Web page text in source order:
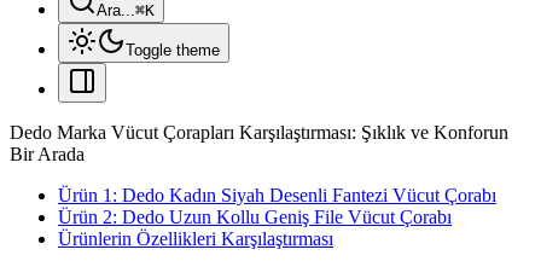
Ara...⌘K
Toggle theme
Dedo Marka Vücut Çorapları Karşılaştırması: Şıklık ve Konforun
Bir Arada
Ürün 1: Dedo Kadın Siyah Desenli Fantezi Vücut Çorabı
Ürün 2: Dedo Uzun Kollu Geniş File Vücut Çorabı
Ürünlerin Özellikleri Karşılaştırması